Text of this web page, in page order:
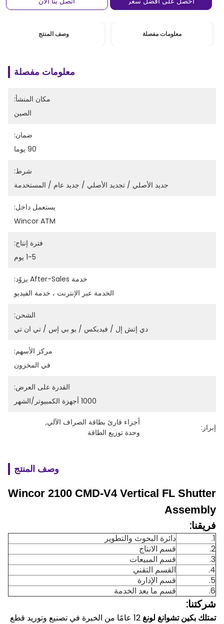
معلومات مفصلة وصف المنتج
معلومات مفصلة
مكان المنشأ:
الصين
ضمان:
90 يوما
شرط:
جديد الأصلي / تجديد الأصلي / جديد عام / المستخدمة
يستعمل داخل:
Wincor ATM
فترة إنتاج:
1-5 يوم
خدمة After-Sales يزوّد:
الخدمة عبر الإنترنت ، خدمة الفيديو
الشحن:
دي إتش إل / فيديكس / يو بي إس / تي ان تي
مركز الأسهم:
في المخزون
القدرة على العرض:
1000 أجهزة الكمبيوتر/الشهر
إبراز:
أجزاء قارئ بطاقة الصراف الآلي,
وحدة توزيع الطاقة
وصف المنتج
Wincor 2100 CMD-V4 Vertical FL Shutter
Assembly
فريقنا:
1.
دائرة البحوث والتطوير
2.
قسم الانتاج
3.
قسم المبيعات
4.
القسم التقني
5.
قسم الإدارة
6.
قسم ما بعد الخدمة
شركتنا:
تمتلك بكين تشوانغ لونغ
12 عامًا من الخبرة في تصنيع وتوريد قطع